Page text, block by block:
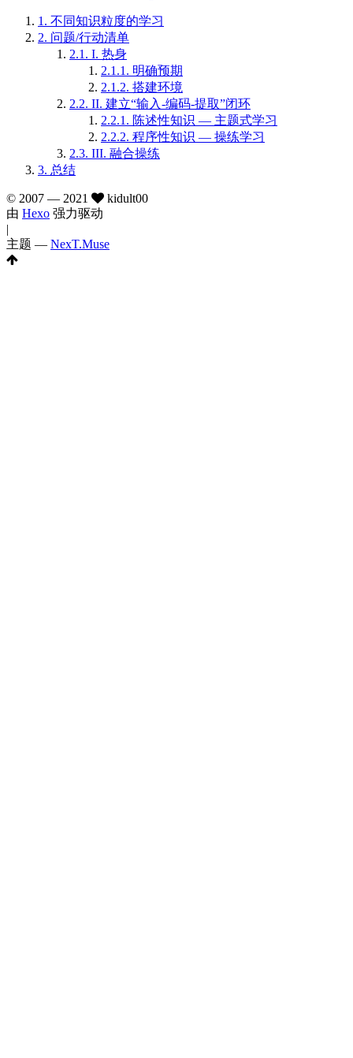
1. 不同知识粒度的学习
2. 问题/行动清单
2.1. I. 热身
2.1.1. 明确预期
2.1.2. 搭建环境
2.2. II. 建立“输入-编码-提取”闭环
2.2.1. 陈述性知识 — 主题式学习
2.2.2. 程序性知识 — 操练学习
2.3. III. 融合操练
3. 总结
© 2007 — 2021
kidult00
由 Hexo 强力驱动
|
主题 — NexT.Muse